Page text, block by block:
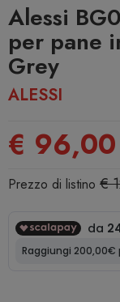
Alessi
per pane
Grey
ALESSI
€ 96,00
Prezzo di listino €